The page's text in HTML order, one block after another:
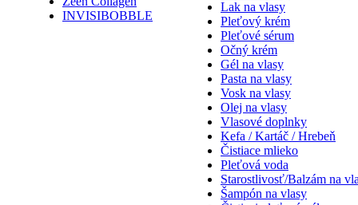
INVISIBOBBLE
Lak na vlasy
Pleťový krém
Pleťové sérum
Očný krém
Gél na vlasy
Pasta na vlasy
Vosk na vlasy
Olej na vlasy
Vlasové doplnky
Kefa / Kartáč / Hrebeň
Čistiace mlieko
Pleťová voda
Starostlivosť/Balzám na
Šampón na vlasy